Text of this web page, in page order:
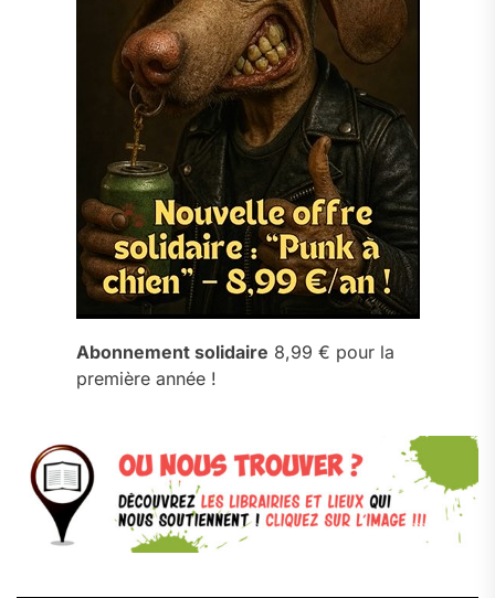
Abonnement solidaire 8,99 € pour la
première année !